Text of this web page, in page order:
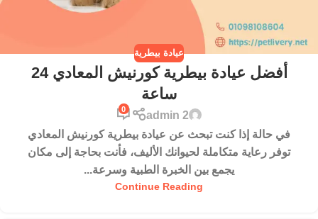
عيادة بيطرية
أفضل عيادة بيطرية كورنيش المعادي 24
ساعة
admin 2
0
في حالة إذا كنت تبحث عن عيادة بيطرية كورنيش المعادي
توفر رعاية متكاملة لحيوانك الأليف، فأنت بحاجة إلى مكان
يجمع بين الخبرة الطبية وسرعة...
Continue Reading